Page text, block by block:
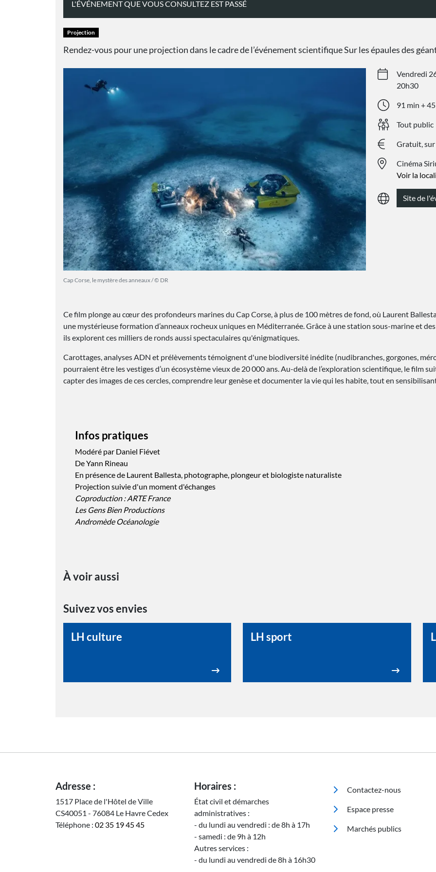
L'ÉVÉNEMENT QUE VOUS CONSULTEZ EST PASSÉ
Projection
Rendez-vous pour une projection dans le cadre de l’événement scientifique Sur les épaules des
Cap Corse, le mystère des anneaux / © DR
Vendredi
20h30
91 min +
Tout public
Gratuit,
Cinéma
Voir la
Site de
Ce film plonge au cœur des profondeurs marines du Cap Corse, à plus de 100 mètres de fond, où Laurent
une mystérieuse formation d’anneaux rocheux uniques en Méditerranée. Grâce à une station sous-marine et
ils explorent ces milliers de ronds aussi spectaculaires qu'énigmatiques.
Carottages, analyses ADN et prélèvements témoignent d'une biodiversité inédite (nudibranches, gorgones,
pourraient être les vestiges d’un écosystème vieux de 20 000 ans. Au-delà de l’exploration scientifique, le film
capter des images de ces cercles, comprendre leur genèse et documenter la vie qui les habite, tout en
Infos pratiques
Modéré par Daniel Fiévet
De Yann Rineau
En présence de Laurent Ballesta, photographe, plongeur et biologiste naturaliste
Projection suivie d'un moment d'échanges
Coproduction : ARTE France
Les Gens Bien Productions
Andromède Océanologie
À voir aussi
Suivez vos envies
LH culture LH sport
Adresse :
1517 Place de l'Hôtel de Ville
CS40051 - 76084 Le Havre Cedex
Téléphone : 02 35 19 45 45
Horaires :
État civil et démarches
administratives :
- du lundi au vendredi : de 8h à 17h
- samedi : de 9h à 12h
Autres services :
- du lundi au vendredi de 8h à 16h30
Pied de page
Contactez-nous
Espace presse
Marchés publics